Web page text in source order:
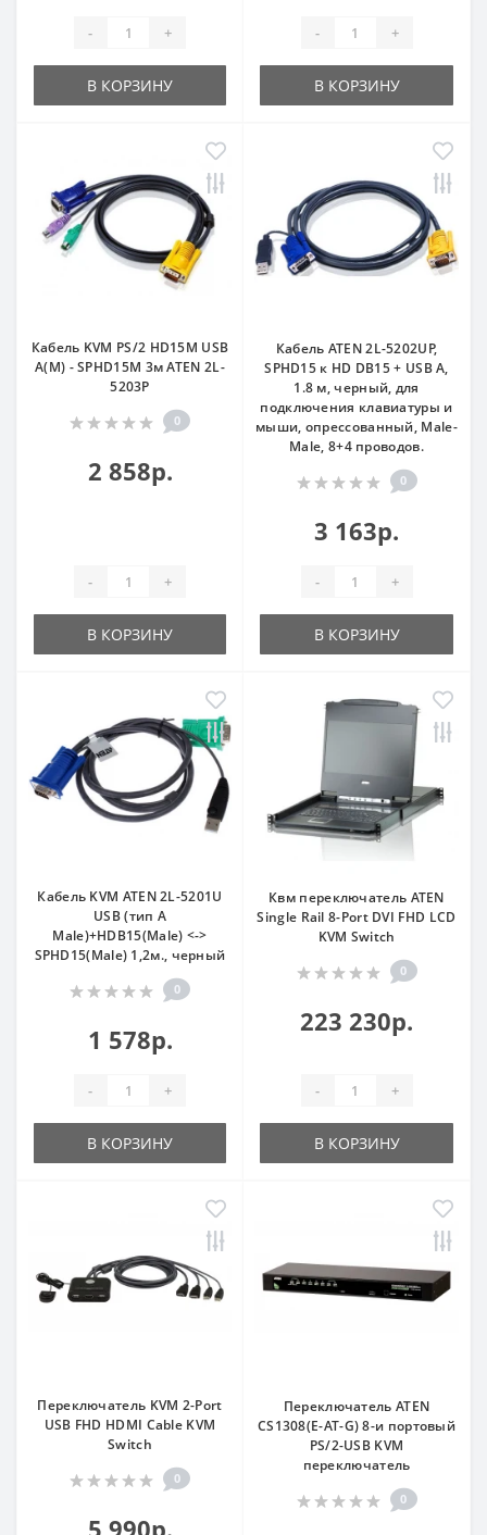
- +
В КОРЗИНУ
- +
В КОРЗИНУ
Кабель KVM PS/2 HD15M USB
A(M) - SPHD15M 3м ATEN 2L-
5203P
0
2 858р.
- +
В КОРЗИНУ
Кабель ATEN 2L-5202UP,
SPHD15 к HD DB15 + USB A,
1.8 м, черный, для
подключения клавиатуры и
мыши, опрессованный, Male-
Male, 8+4 проводов.
0
3 163р.
- +
В КОРЗИНУ
Кабель KVM ATEN 2L-5201U
USB (тип А
Male)+HDB15(Male) <->
SPHD15(Male) 1,2м., черный
0
1 578р.
- +
В КОРЗИНУ
Квм переключатель ATEN
Single Rail 8-Port DVI FHD LCD
KVM Switch
0
223 230р.
- +
В КОРЗИНУ
Переключатель KVM 2-Port
USB FHD HDMI Cable KVM
Switch
0
Переключатель ATEN
CS1308(E-AT-G) 8-и портовый
PS/2-USB KVM
переключатель
0